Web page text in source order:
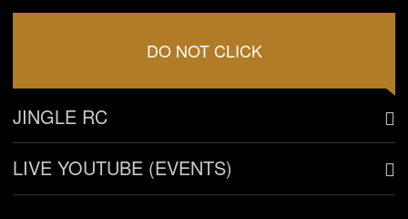
DO NOT CLICK
JINGLE RC
LIVE YOUTUBE (EVENTS)